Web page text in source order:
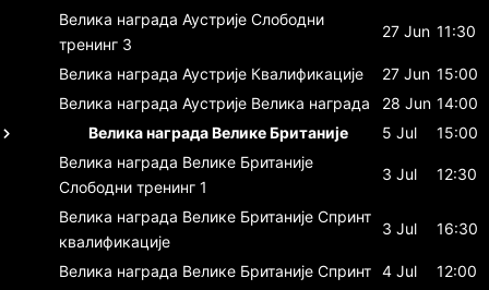
Велика награда Аустрије Слободни
тренинг 3
27 Jun 11:30
Велика награда Аустрије Квалификације 27 Jun 15:00
Велика награда Аустрије Велика награда 28 Jun 14:00
Велика награда Велике Британије
5 Jul
15:00
Велика награда Велике Британије
Слободни тренинг 1
3 Jul 12:30
Велика награда Велике Британије Спринт
квалификације
3 Jul 16:30
Велика награда Велике Британије Спринт 4 Jul
12:00